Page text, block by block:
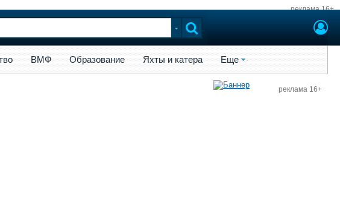
реклама 16+
ВМФ Образование Яхты и катера Еще
реклама 16+